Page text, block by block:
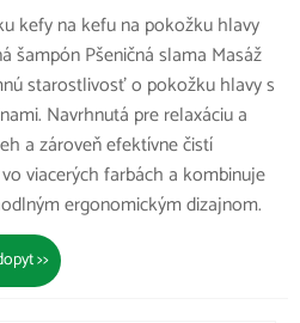
kefy na kefu na pokožku hlavy
šampón Pšeničná slama Masáž
starostlivosť o pokožku hlavy s
Navrhnutá pre relaxáciu a
a zároveň efektívne čistí
viacerých farbách a kombinuje
ergonomickým dizajnom.
>>